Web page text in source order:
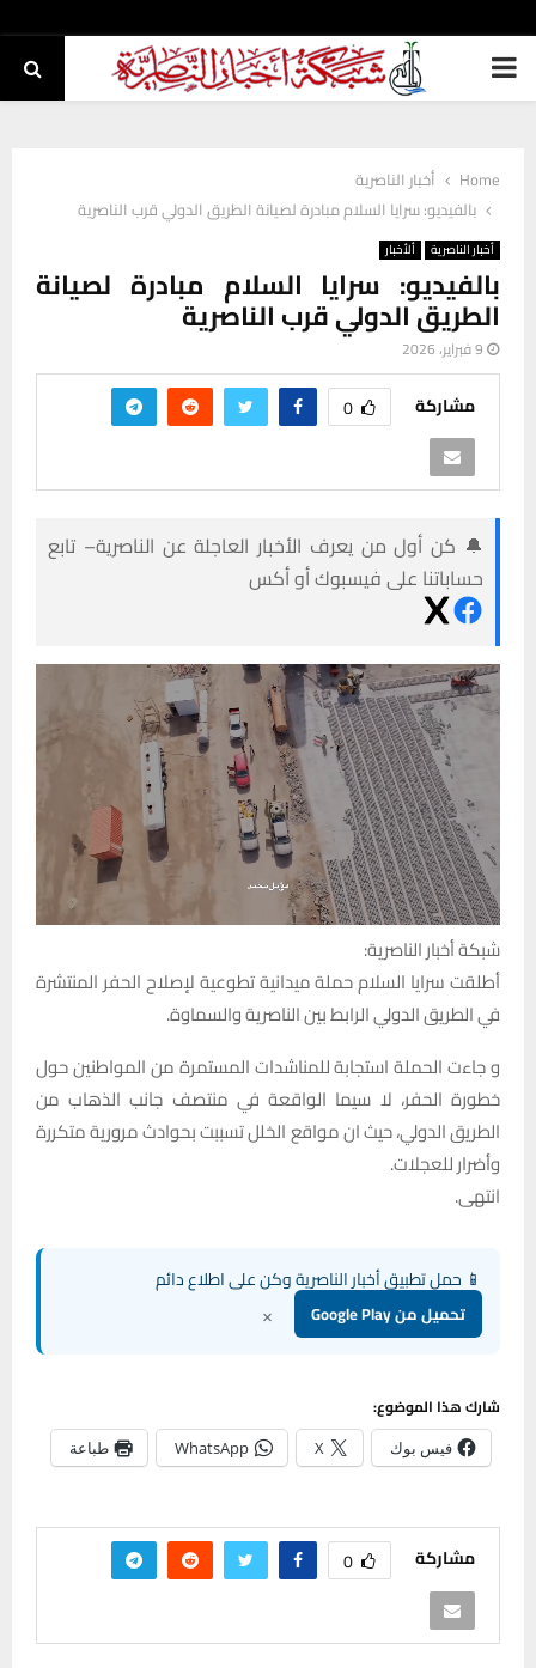
PRIMARY
Home
أخبار الناصرية
بالفيديو: سرايا السلام مبادرة لصيانة الطريق الدولي قرب الناصرية
أخبار الناصرية ألأخبار
بالفيديو: سرايا السلام مبادرة لصيانة
الطريق الدولي قرب الناصرية
9 فبراير، 2026
مشاركة 0
🔔 كن أول من يعرف الأخبار العاجلة عن الناصرية– تابع
حساباتنا على فيسبوك أو أكس
شبكة أخبار الناصرية:
أطلقت سرايا السلام حملة ميدانية تطوعية لإصلاح الحفر المنتشرة
في الطريق الدولي الرابط بين الناصرية والسماوة.
و جاءت الحملة استجابة للمناشدات المستمرة من المواطنين حول
خطورة الحفر، لا سيما الواقعة في منتصف جانب الذهاب من
الطريق الدولي، حيث ان مواقع الخلل تسببت بحوادث مرورية متكررة
وأضرار للعجلات.
انتهى.
📱 حمل تطبيق أخبار الناصرية وكن على اطلاع دائم
تحميل من Google Play ×
شارك هذا الموضوع:
فيس بوك X
WhatsApp طباعة
مشاركة 0